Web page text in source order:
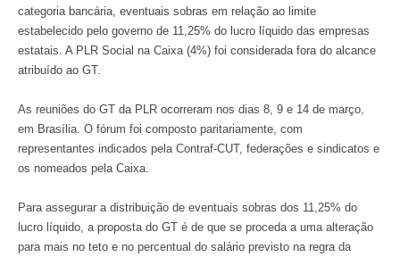
categoria bancária, eventuais sobras em relação ao limite
estabelecido pelo governo de 11,25% do lucro líquido das empresas
estatais. A PLR Social na Caixa (4%) foi considerada fora do alcance
atribuído ao GT.
As reuniões do GT da PLR ocorreram nos dias 8, 9 e 14 de março,
em Brasília. O fórum foi composto paritariamente, com
representantes indicados pela Contraf-CUT, federações e sindicatos e
os nomeados pela Caixa.
Para assegurar a distribuição de eventuais sobras dos 11,25% do
lucro líquido, a proposta do GT é de que se proceda a uma alteração
para mais no teto e no percentual do salário previsto na regra da